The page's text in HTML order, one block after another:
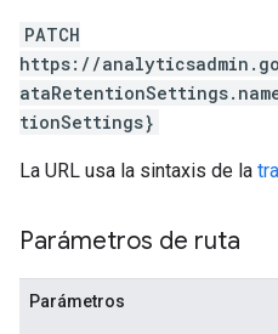
PATCH
https://
tionSettings}
La URL usa la sintaxis de la
Parámetros de ruta
Parámetros